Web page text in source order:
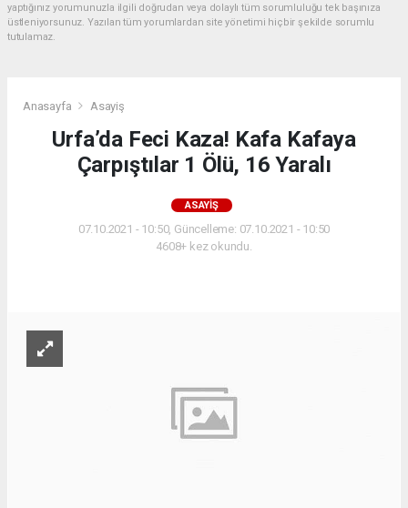
yaptığınız yorumunuzla ilgili doğrudan veya dolaylı tüm sorumluluğu tek başınıza
üstleniyorsunuz. Yazılan tüm yorumlardan site yönetimi hiçbir şekilde sorumlu
tutulamaz.
Anasayfa Asayiş
Urfa’da Feci Kaza! Kafa Kafaya
Çarpıştılar 1 Ölü, 16 Yaralı
ASAYIŞ
07.10.2021 - 10:50, Güncelleme: 07.10.2021 - 10:50
4608+ kez okundu.